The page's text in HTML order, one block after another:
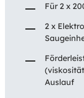
Für 2 x
2 x
Auslauf